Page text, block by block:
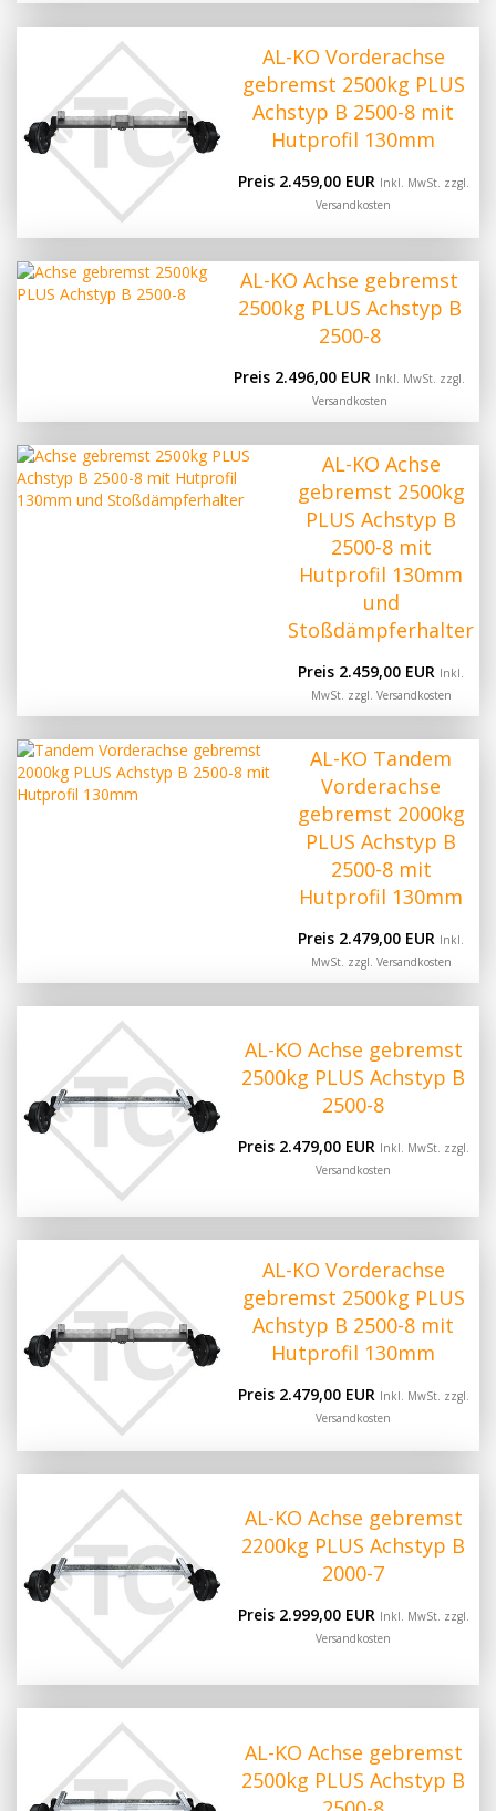
AL-KO Vorderachse
gebremst 2500kg PLUS
Achstyp B 2500-8 mit
Hutprofil 130mm
Preis 2.459,00 EUR Inkl. MwSt. zzgl.
Versandkosten
AL-KO Achse gebremst
2500kg PLUS Achstyp B
2500-8
Preis 2.496,00 EUR Inkl. MwSt. zzgl.
Versandkosten
AL-KO Achse
gebremst 2500kg
PLUS Achstyp B
2500-8 mit
Hutprofil 130mm
und
Stoßdämpferhalter
Preis 2.459,00 EUR Inkl.
MwSt. zzgl. Versandkosten
AL-KO Tandem
Vorderachse
gebremst 2000kg
PLUS Achstyp B
2500-8 mit
Hutprofil 130mm
Preis 2.479,00 EUR Inkl.
MwSt. zzgl. Versandkosten
AL-KO Achse gebremst
2500kg PLUS Achstyp B
2500-8
Preis 2.479,00 EUR Inkl. MwSt. zzgl.
Versandkosten
AL-KO Vorderachse
gebremst 2500kg PLUS
Achstyp B 2500-8 mit
Hutprofil 130mm
Preis 2.479,00 EUR Inkl. MwSt. zzgl.
Versandkosten
AL-KO Achse gebremst
2200kg PLUS Achstyp B
2000-7
Preis 2.999,00 EUR Inkl. MwSt. zzgl.
Versandkosten
AL-KO Achse gebremst
2500kg PLUS Achstyp B